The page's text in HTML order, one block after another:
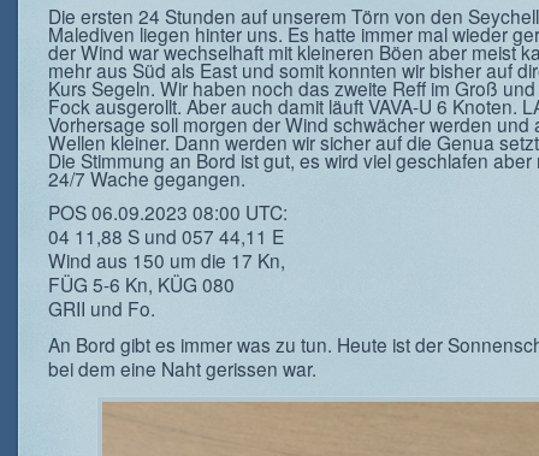
Die ersten 24 Stunden auf unserem Törn von den
Malediven liegen hinter uns. Es hatte immer mal wieder
der Wind war wechselhaft mit kleineren Böen aber meist
mehr aus Süd als East und somit konnten wir bisher auf
Kurs Segeln. Wir haben noch das zweite Reff im Groß
Fock ausgerollt. Aber auch damit läuft VAVA-U 6 Knoten.
Vorhersage soll morgen der Wind schwächer werden und
Wellen kleiner. Dann werden wir sicher auf die Genua
Die Stimmung an Bord ist gut, es wird viel geschlafen aber
24/7 Wache gegangen.
POS 06.09.2023 08:00 UTC:
04 11,88 S und 057 44,11 E
Wind aus 150 um die 17 Kn,
FÜG 5-6 Kn, KÜG 080
GRII und Fo.
An Bord gibt es immer was zu tun. Heute ist der
bei dem eine Naht gerissen war.